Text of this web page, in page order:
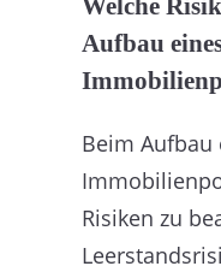
Welche
Aufbau
Beim Aufbau
Risiken zu